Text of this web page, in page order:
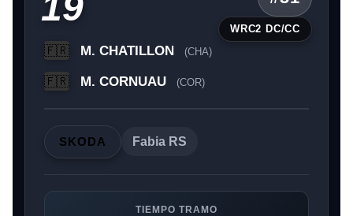
WRC2 DC/CC
🇫🇷 M. CHATILLON (CHA)
🇫🇷 M. CORNUAU (COR)
SKODA Fabia RS
TIEMPO TRAMO